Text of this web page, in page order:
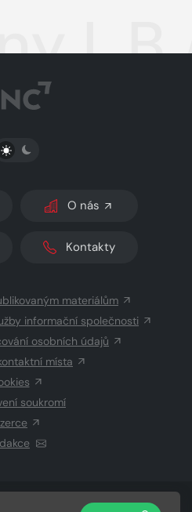
I.
PŘEPNOUT SVĚTLÝ/TMAVÝ REŽIM
O nás
Kontakty
materiálům
informační společnosti
osobních údajů
místa
soukromí
NEWS CENTER a.s.a dodavatelé